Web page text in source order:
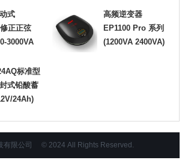
式
正正弦
3000VA
高频逆变器
EP1100 Pro 系列
(1200VA 2400VA)
标准型
式铅酸蓄
24Ah)
有限公司 © 2024 All Rights Reserved.